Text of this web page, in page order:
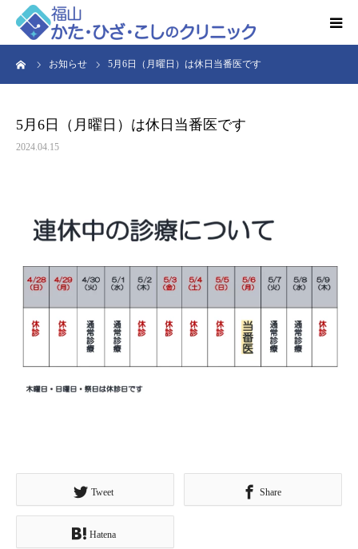
お知らせ 5月6日（月曜日）は休日当番医です
5月6日（月曜日）は休日当番医です
2024.04.15
Tweet Share
Hatena
HOME